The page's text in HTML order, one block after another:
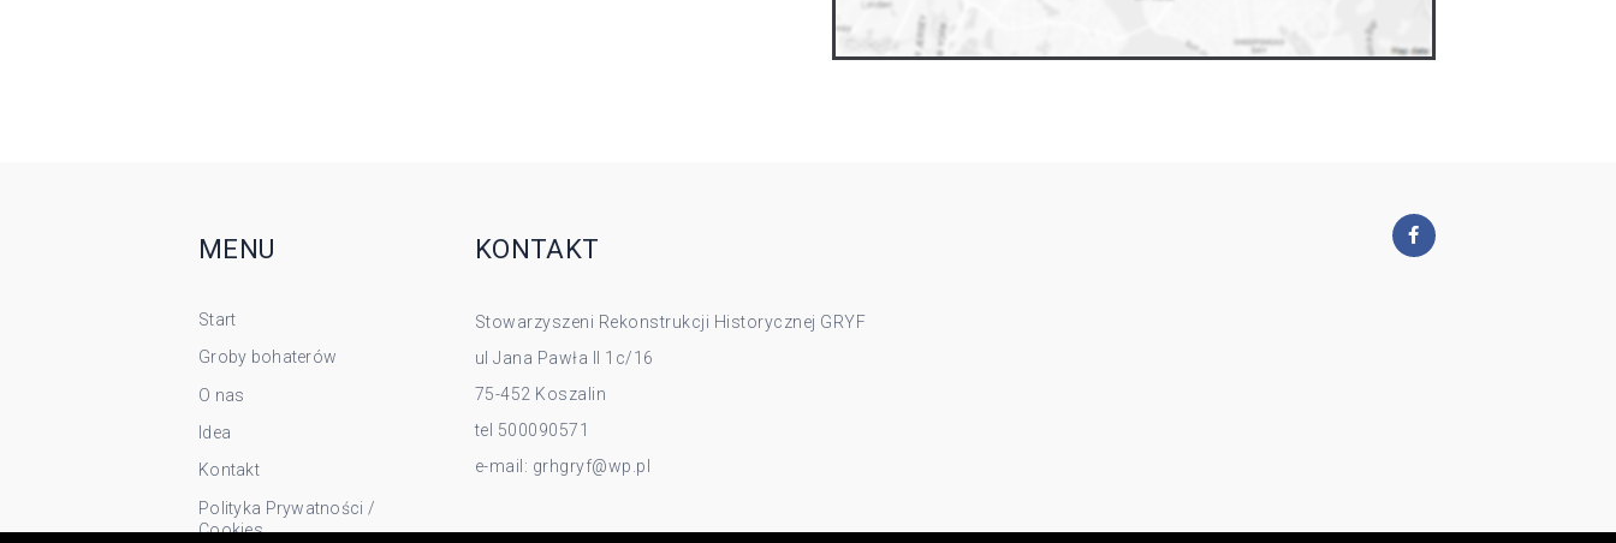
MENU
Start
Groby bohaterów
O nas
Idea
Kontakt
Polityka Prywatności /
Cookies
KONTAKT
Stowarzyszeni Rekonstrukcji Historycznej GRYF
ul Jana Pawła II 1c/16
75-452 Koszalin
tel 500090571
e-mail: grhgryf@wp.pl